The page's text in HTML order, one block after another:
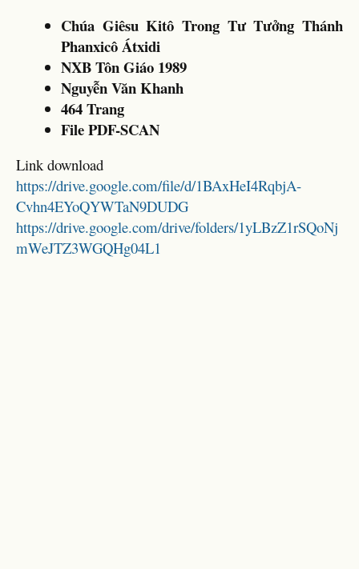
Chúa Giêsu Kitô Trong Tư Tưởng Thánh
Phanxicô Átxidi
NXB Tôn Giáo 1989
Nguyễn Văn Khanh
464 Trang
File PDF-SCAN
Link download
https://drive.google.com/file/d/1BAxHeI4RqbjA-
Cvhn4EYoQYWTaN9DUDG
https://drive.google.com/drive/folders/1yLBzZ1rSQoNj
mWeJTZ3WGQHg04L1